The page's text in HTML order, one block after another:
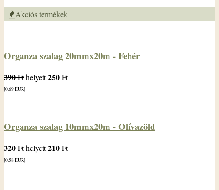
Akciós termékek
Organza szalag 20mmx20m - Fehér
390Fthelyett250Ft
[0.69EUR]
Organza szalag 10mmx20m - Olívazöld
320Fthelyett210Ft
[0.58EUR]